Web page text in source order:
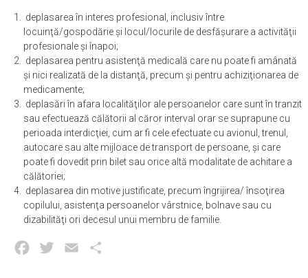
următoarele excepţii:
deplasarea în interes profesional, inclusiv între
locuinţă/gospodărie şi locul/locurile de desfăşurare a activităţii
profesionale şi înapoi;
deplasarea pentru asistenţă medicală care nu poate fi amânată
şi nici realizată de la distanţă, precum şi pentru achiziţionarea de
medicamente;
deplasări în afara localităţilor ale persoanelor care sunt în tranzit
sau efectuează călătorii al căror interval orar se suprapune cu
perioada interdicţiei, cum ar fi cele efectuate cu avionul, trenul,
autocare sau alte mijloace de transport de persoane, şi care
poate fi dovedit prin bilet sau orice altă modalitate de achitare a
călătoriei;
deplasarea din motive justificate, precum îngrijirea/ însoţirea
dizabilităţi ori decesul unui membru de familie.